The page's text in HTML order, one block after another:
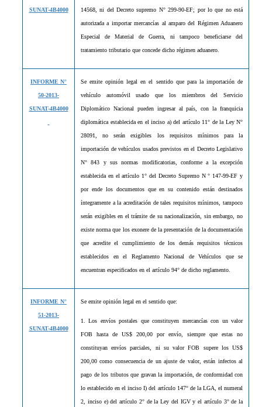
SUNAT-4B4000 14568, ni del Decreto supremo N° 299-90-EF; por lo que no está
autorizada a importar mercancías al amparo del Régimen Aduanero
Especial de Material de Guerra, ni tampoco beneficiarse del
tratamiento tributario que concede dicho régimen aduanero.
INFORME N°
50-2013-
SUNAT-4B4000
Se emite opinión legal en el sentido que para la importación de
vehículo automóvil usado que los miembros del Servicio
Diplomático Nacional pueden ingresar al país, con la franquicia
diplomática establecida en el inciso a) del artículo 11° de la Ley N°
28091, no serán exigibles los requisitos mínimos para la
importación de vehículos usados previstos en el Decreto Legislativo
N° 843 y sus normas modificatorias, conforme a la excepción
establecida en el artículo 1° del Decreto Supremo N ° 147-99-EF y
por ende los documentos que en su contenido están destinados
íntegramente a la acreditación de tales requisitos mínimos, tampoco
serán exigibles en el trámite de su nacionalización, sin embargo, no
existe norma que los exonere de la presentación de la documentación
que acredite el cumplimiento de los demás requisitos técnicos
establecidos en el Reglamento Nacional de Vehículos que se
encuentran especificados en el artículo 94° de dicho reglamento.
INFORME N°
51-2013-
SUNAT-4B4000
Se emite opinión legal en el sentido que:
1. Los envíos postales que constituyen mercancías con un valor
FOB hasta de US$ 200,00 por envío, siempre que estas no
constituyan envíos parciales, ni su valor FOB supere los US$
200,00 como consecuencia de un ajuste de valor, están infectos al
pago de los tributos que gravan la importación, de conformidad con
lo establecido en el inciso I) del artículo 147° de la LGA, el numeral
2, inciso e) del artículo 2° de la Ley del IGV y el artículo 3° de la